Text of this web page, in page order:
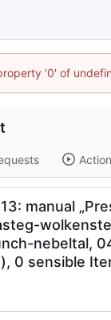
'0' of
manual
nebeltal,
0 sensible